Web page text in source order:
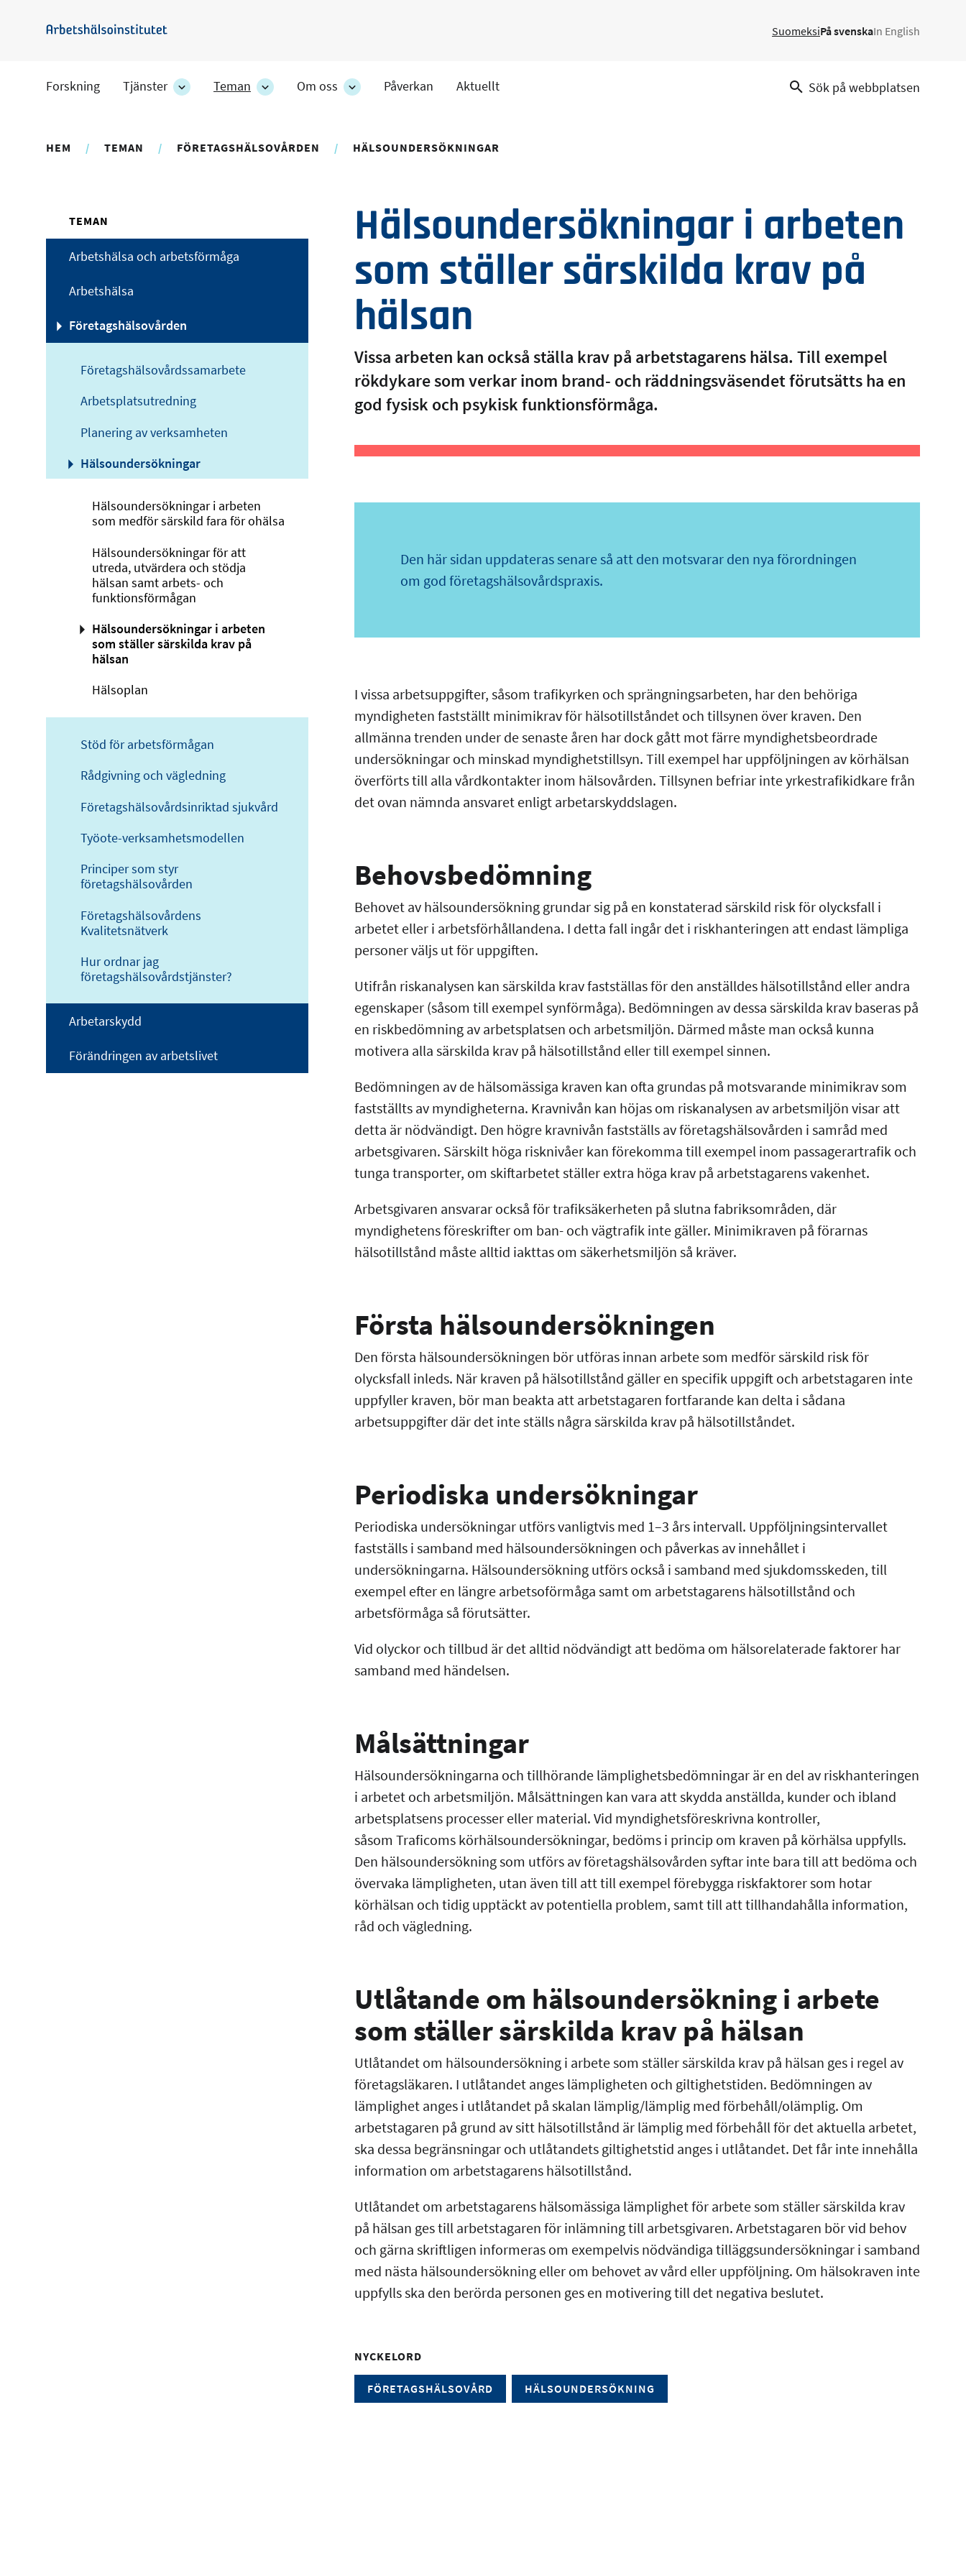
Arbetshälsoinstitutet
SuomeksiPå svenskaIn English
Forskning Tjänster
Tjänster
undersidor
Teman
Teman
undersidor
Om oss
Om
avdelningens
undersidor
Påverkan Aktuellt Sök på webbplatsen
HEM TEMAN FÖRETAGSHÄLSOVÅRDEN HÄLSOUNDERSÖKNINGAR
Hälsoundersökningar i arbeten
som ställer särskilda krav på
hälsan
Vissa arbeten kan också ställa krav på arbetstagarens hälsa. Till exempel
rökdykare som verkar inom brand- och räddningsväsendet förutsätts ha en
god fysisk och psykisk funktionsförmåga.
Den här sidan uppdateras senare så att den motsvarar den nya förordningen
om god företagshälsovårdspraxis.
I vissa arbetsuppgifter, såsom trafikyrken och sprängningsarbeten, har den behöriga
myndigheten fastställt minimikrav för hälsotillståndet och tillsynen över kraven. Den
allmänna trenden under de senaste åren har dock gått mot färre myndighetsbeordrade
undersökningar och minskad myndighetstillsyn. Till exempel har uppföljningen av körhälsan
överförts till alla vårdkontakter inom hälsovården. Tillsynen befriar inte yrkestrafikidkare från
det ovan nämnda ansvaret enligt arbetarskyddslagen.
Behovsbedömning
Behovet av hälsoundersökning grundar sig på en konstaterad särskild risk för olycksfall i
arbetet eller i arbetsförhållandena. I detta fall ingår det i riskhanteringen att endast lämpliga
personer väljs ut för uppgiften.
Utifrån riskanalysen kan särskilda krav fastställas för den anställdes hälsotillstånd eller andra
egenskaper (såsom till exempel synförmåga). Bedömningen av dessa särskilda krav baseras på
en riskbedömning av arbetsplatsen och arbetsmiljön. Därmed måste man också kunna
motivera alla särskilda krav på hälsotillstånd eller till exempel sinnen.
Bedömningen av de hälsomässiga kraven kan ofta grundas på motsvarande minimikrav som
fastställts av myndigheterna. Kravnivån kan höjas om riskanalysen av arbetsmiljön visar att
detta är nödvändigt. Den högre kravnivån fastställs av företagshälsovården i samråd med
arbetsgivaren. Särskilt höga risknivåer kan förekomma till exempel inom passagerartrafik och
tunga transporter, om skiftarbetet ställer extra höga krav på arbetstagarens vakenhet.
Arbetsgivaren ansvarar också för trafiksäkerheten på slutna fabriksområden, där
myndighetens föreskrifter om ban- och vägtrafik inte gäller. Minimikraven på förarnas
hälsotillstånd måste alltid iakttas om säkerhetsmiljön så kräver.
Första hälsoundersökningen
Den första hälsoundersökningen bör utföras innan arbete som medför särskild risk för
olycksfall inleds. När kraven på hälsotillstånd gäller en specifik uppgift och arbetstagaren inte
uppfyller kraven, bör man beakta att arbetstagaren fortfarande kan delta i sådana
arbetsuppgifter där det inte ställs några särskilda krav på hälsotillståndet.
Periodiska undersökningar
Periodiska undersökningar utförs vanligtvis med 1–3 års intervall. Uppföljningsintervallet
fastställs i samband med hälsoundersökningen och påverkas av innehållet i
undersökningarna. Hälsoundersökning utförs också i samband med sjukdomsskeden, till
exempel efter en längre arbetsoförmåga samt om arbetstagarens hälsotillstånd och
arbetsförmåga så förutsätter.
Vid olyckor och tillbud är det alltid nödvändigt att bedöma om hälsorelaterade faktorer har
samband med händelsen.
Målsättningar
Hälsoundersökningarna och tillhörande lämplighetsbedömningar är en del av riskhanteringen
i arbetet och arbetsmiljön. Målsättningen kan vara att skydda anställda, kunder och ibland
arbetsplatsens processer eller material. Vid myndighetsföreskrivna kontroller,
såsom Traficoms körhälsoundersökningar, bedöms i princip om kraven på körhälsa uppfylls.
Den hälsoundersökning som utförs av företagshälsovården syftar inte bara till att bedöma och
övervaka lämpligheten, utan även till att till exempel förebygga riskfaktorer som hotar
körhälsan och tidig upptäckt av potentiella problem, samt till att tillhandahålla information,
råd och vägledning.
Utlåtande om hälsoundersökning i arbete
som ställer särskilda krav på hälsan
Utlåtandet om hälsoundersökning i arbete som ställer särskilda krav på hälsan ges i regel av
företagsläkaren. I utlåtandet anges lämpligheten och giltighetstiden. Bedömningen av
lämplighet anges i utlåtandet på skalan lämplig/lämplig med förbehåll/olämplig. Om
arbetstagaren på grund av sitt hälsotillstånd är lämplig med förbehåll för det aktuella arbetet,
ska dessa begränsningar och utlåtandets giltighetstid anges i utlåtandet. Det får inte innehålla
information om arbetstagarens hälsotillstånd.
Utlåtandet om arbetstagarens hälsomässiga lämplighet för arbete som ställer särskilda krav
på hälsan ges till arbetstagaren för inlämning till arbetsgivaren. Arbetstagaren bör vid behov
och gärna skriftligen informeras om exempelvis nödvändiga tilläggsundersökningar i samband
med nästa hälsoundersökning eller om behovet av vård eller uppföljning. Om hälsokraven inte
uppfylls ska den berörda personen ges en motivering till det negativa beslutet.
NYCKELORD
FÖRETAGSHÄLSOVÅRD HÄLSOUNDERSÖKNING
TEMAN
Arbetshälsa och arbetsförmåga
Arbetshälsa
Företagshälsovården
Företagshälsovårdssamarbete
Arbetsplatsutredning
Planering av verksamheten
Hälsoundersökningar
Hälsoundersökningar i arbeten
som medför särskild fara för ohälsa
Hälsoundersökningar för att
utreda, utvärdera och stödja
hälsan samt arbets- och
funktionsförmågan
Hälsoundersökningar i arbeten
som ställer särskilda krav på
hälsan
Hälsoplan
Stöd för arbetsförmågan
Rådgivning och vägledning
Företagshälsovårdsinriktad sjukvård
Työote-verksamhetsmodellen
Principer som styr
företagshälsovården
Företagshälsovårdens
Kvalitetsnätverk
Hur ordnar jag
företagshälsovårdstjänster?
Arbetarskydd
Förändringen av arbetslivet